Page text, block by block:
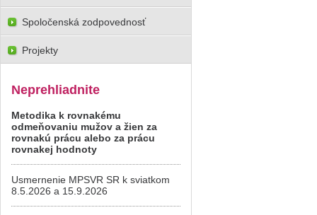
Spoločenská zodpovednosť
Projekty
Neprehliadnite
Metodika k rovnakému
odmeňovaniu mužov a žien za
rovnakú prácu alebo za prácu
rovnakej hodnoty
Usmernenie MPSVR SR k sviatkom
8.5.2026 a 15.9.2026